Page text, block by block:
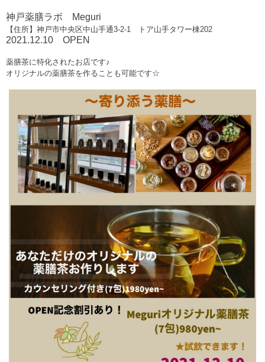
神戸薬膳ラボ Meguri
【住所】神戸市中央区中山手通3-2-1 トア山手タワー棟202
2021.12.10 OPEN
薬膳茶に特化されたお店です♪
オリジナルの薬膳茶を作ることも可能です☆